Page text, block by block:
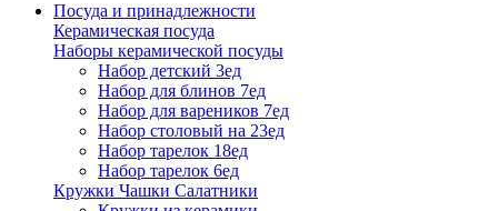
Посуда и принадлежности
Керамическая посуда
Наборы керамической посуды
Набор детский 3ед
Набор для блинов 7ед
Набор для вареников 7ед
Набор столовый на 23ед
Набор тарелок 18ед
Набор тарелок 6ед
Кружки Чашки Салатники